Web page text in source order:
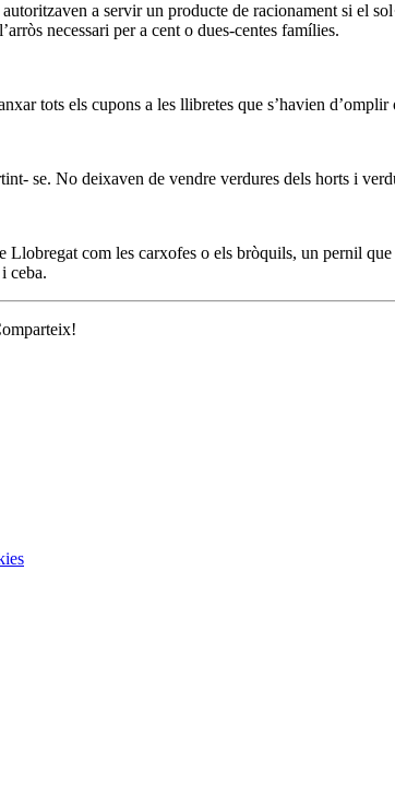
a servir un producte de racionament si el
necessari per a cent o dues-centes famílies.
tots els cupons a les llibretes que s’havien
se. No deixaven de vendre verdures dels horts i
Llobregat com les carxofes o els bròquils, un pernil
ceba.